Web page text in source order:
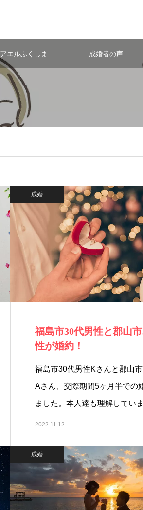
アエルふくしま 成婚者の声
成婚
福島市30代男性と郡山
性が婚約！
福島市30代男性Kさんと郡山
Aさん、交際期間5ヶ月半での
ました。本人達も理解してい
2022.11.12
成婚